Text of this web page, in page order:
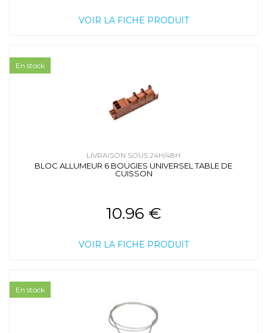
VOIR LA FICHE PRODUIT
LIVRAISON SOUS 24H/48H
BLOC ALLUMEUR 6 BOUGIES UNIVERSEL TABLE DE
CUISSON
10.96 €
VOIR LA FICHE PRODUIT
En stock
En stock